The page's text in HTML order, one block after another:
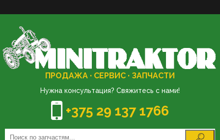
ПРОДАЖА · СЕРВИС · ЗАПЧАСТИ
Нужна консультация? Свяжитесь с нами!
+375 29 137 1766